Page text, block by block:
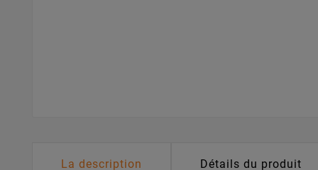
La description Détails du produit